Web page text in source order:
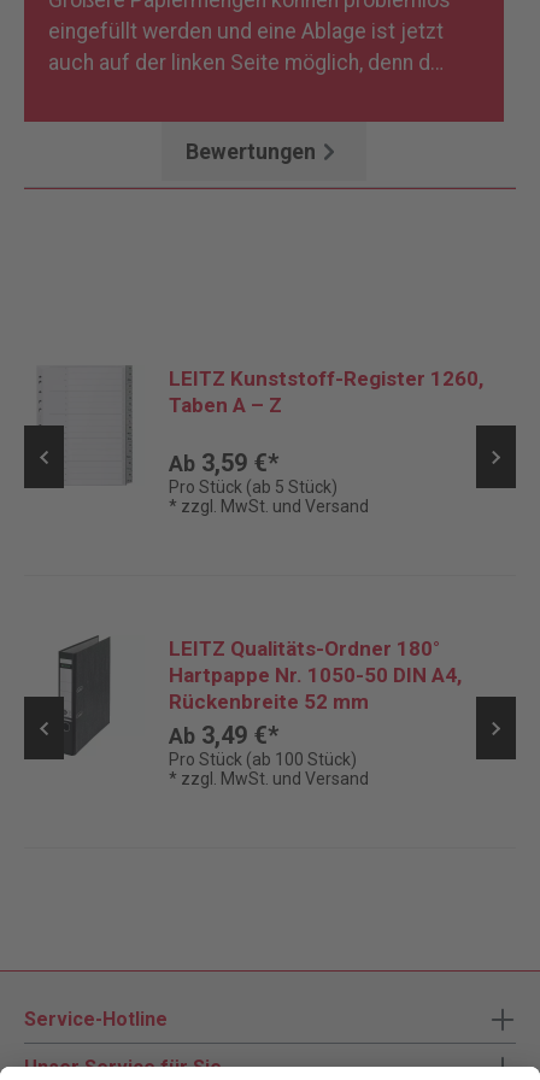
eingefüllt werden und eine Ablage ist jetzt
auch auf der linken Seite möglich, denn d…
Bewertungen
LEITZ Kunststoff-Register 1260,
Taben A – Z
Ab 3,59 €*
Pro Stück (ab 5 Stück)
* zzgl. MwSt. und Versand
LEITZ Qualitäts-Ordner 180°
Hartpappe Nr. 1050-50 DIN A4,
Rückenbreite 52 mm
Ab 3,49 €*
Pro Stück (ab 100 Stück)
* zzgl. MwSt. und Versand
Service-Hotline
Unser Service für Sie